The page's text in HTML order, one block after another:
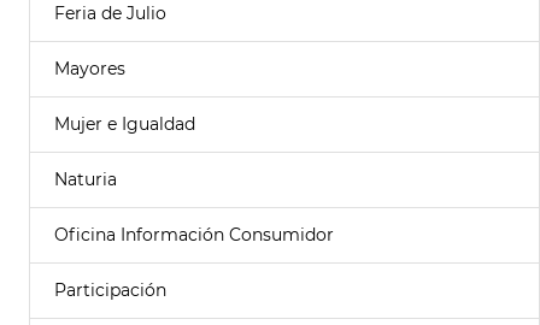
Feria de Julio
Mayores
Mujer e Igualdad
Naturia
Oficina Información Consumidor
Participación